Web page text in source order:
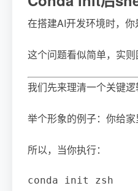
在搭建AI开发环境时，
这个问题看似简单，实
我们先来理清一个关键逻
举个形象的例子：你给
所以，当你执行：
conda init zsh